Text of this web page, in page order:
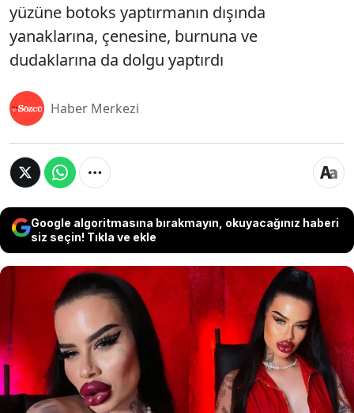
yüzüne botoks yaptırmanın dışında
yanaklarına, çenesine, burnuna ve
dudaklarına da dolgu yaptırdı
Haber Merkezi
Google algoritmasına bırakmayın, okuyacağınız haberi
siz seçin! Tıkla ve ekle
Kendisini tanımlarken 'Botoks bağımlısıyım'
diyen Fetisch Barbie ' isimli sosyal medya
fenomeni kadın estetik için tam 50 bin sterlin (2
milyon TL) harcadı. Fenomen kadın tüm yüzüne
botoks yaptırmanın dışında yanaklarına,
çenesine, burnuna ve dudaklarına da dolgu